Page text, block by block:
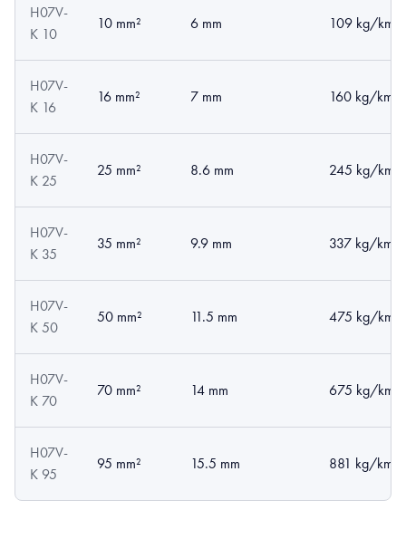
H07V-
K 10
10 mm² 6 mm 109 kg/km
H07V-
K 16
16 mm² 7 mm 160 kg/km
H07V-
K 25
25 mm² 8.6 mm 245 kg/km
H07V-
K 35
35 mm² 9.9 mm 337 kg/km
H07V-
K 50
50 mm² 11.5 mm 475 kg/km
H07V-
K 70
70 mm² 14 mm 675 kg/km
H07V-
K 95
95 mm² 15.5 mm 881 kg/km